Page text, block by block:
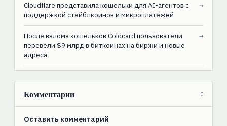
Cloudflare представила кошельки для AI-агентов с
поддержкой стейблкоинов и микроплатежей
→
После взлома кошельков Coldcard пользователи
перевели $9 млрд в биткоинах на биржи и новые
адреса
→
Комментарии 0
Оставить комментарий